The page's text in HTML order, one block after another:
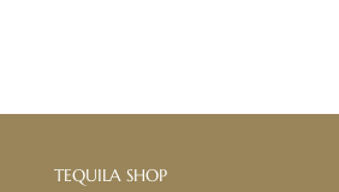
TEQUILA SHOP